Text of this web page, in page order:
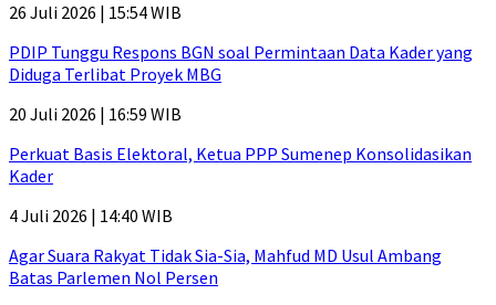
26 Juli 2026 | 15:54 WIB
PDIP Tunggu Respons BGN soal Permintaan Data Kader yang
Diduga Terlibat Proyek MBG
20 Juli 2026 | 16:59 WIB
Perkuat Basis Elektoral, Ketua PPP Sumenep Konsolidasikan
Kader
4 Juli 2026 | 14:40 WIB
Agar Suara Rakyat Tidak Sia-Sia, Mahfud MD Usul Ambang
Batas Parlemen Nol Persen